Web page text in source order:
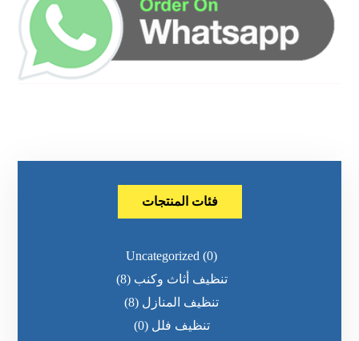
فئات المنتجات
Uncategorized (0)
تنظيف أثاث وكنب (8)
تنظيف المنازل (8)
تنظيف فلل (0)